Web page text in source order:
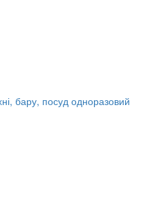
бару, посуд одноразовий